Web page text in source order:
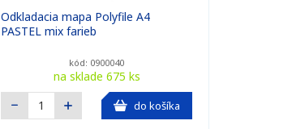
Odkladacia mapa Polyfile A4
PASTEL mix farieb
kód: 0900040
na sklade 675 ks
do košíka